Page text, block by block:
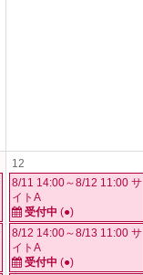
12
8/11 14:00～8/12 11:00 サ
イトA
受付中 (●)
8/12 14:00～8/13 11:00 サ
イトA
受付中 (●)